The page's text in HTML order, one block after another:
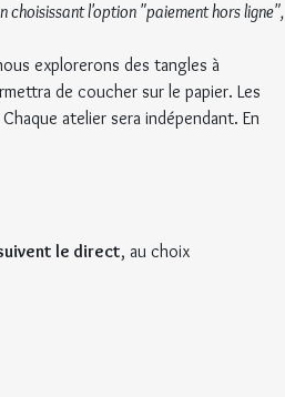
choisissant l'option "paiement hors ligne",
explorerons des tangles à
de coucher sur le papier. Les
atelier sera indépendant. En
le direct, au choix